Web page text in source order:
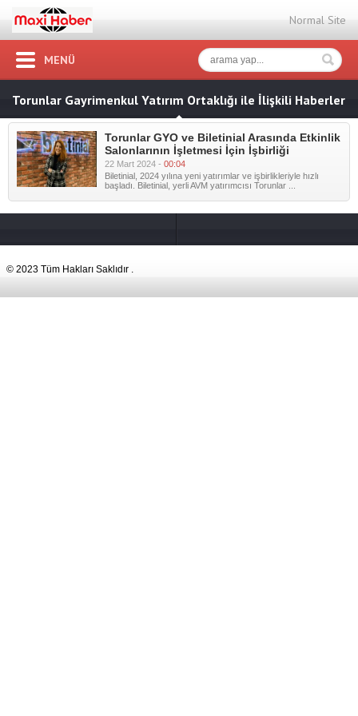
Normal Site
MENÜ
Torunlar Gayrimenkul Yatırım Ortaklığı ile İlişkili Haberler
Torunlar GYO ve Biletinial Arasında Etkinlik
Salonlarının İşletmesi İçin İşbirliği
22 Mart 2024 - 00:04
Biletinial, 2024 yılına yeni yatırımlar ve işbirlikleriyle hızlı
başladı. Biletinial, yerli AVM yatırımcısı Torunlar ...
© 2023 Tüm Hakları Saklıdır .